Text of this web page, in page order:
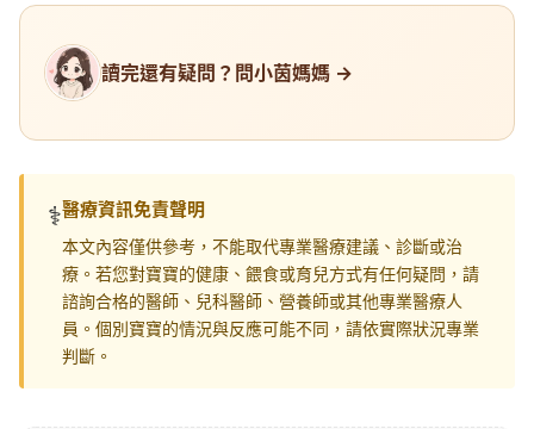
讀完還有疑問？問小茵媽媽 →
⚕️醫療資訊免責聲明
本文內容僅供參考，不能取代專業醫療建議、診斷或治
療。若您對寶寶的健康、餵食或育兒方式有任何疑問，請
諮詢合格的醫師、兒科醫師、營養師或其他專業醫療人
員。個別寶寶的情況與反應可能不同，請依實際狀況專業
判斷。